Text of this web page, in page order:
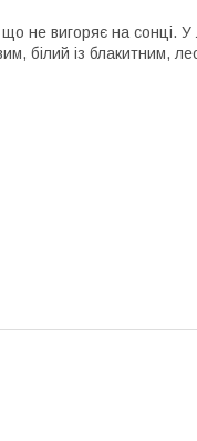
не вигоряє на сонці. У
білий із блакитним,